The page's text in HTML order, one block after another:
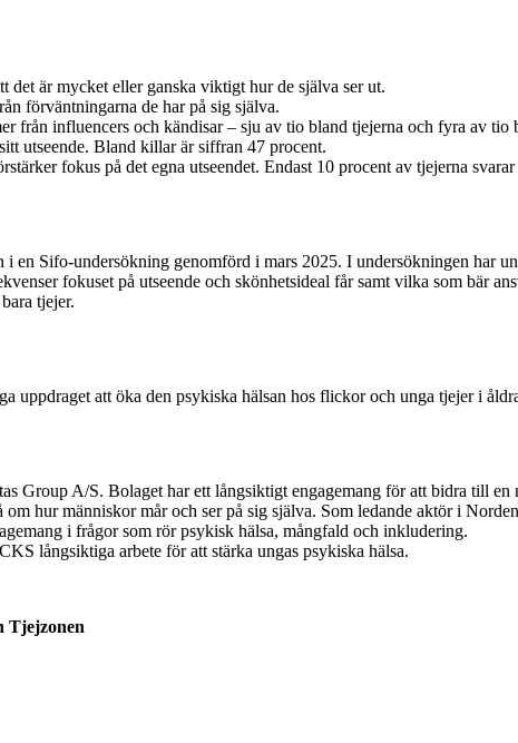
det är mycket eller ganska viktigt hur de själva ser ut.
förväntningarna de har på sig själva.
från influencers och kändisar – sju av tio bland tjejerna och fyra av tio
utseende. Bland killar är siffran 47 procent.
fokus på det egna utseendet. Endast 10 procent av tjejerna svarar
en Sifo-undersökning genomförd i mars 2025. I undersökningen har
fokuset på utseende och skönhetsideal får samt vilka som bär
tjejer.
uppdraget att öka den psykiska hälsan hos flickor och unga tjejer i
Group A/S. Bolaget har ett långsiktigt engagemang för att bidra till en
hur människor mår och ser på sig själva. Som ledande aktör i
i frågor som rör psykisk hälsa, mångfald och inkludering.
långsiktiga arbete för att stärka ungas psykiska hälsa.
Tjejzonen